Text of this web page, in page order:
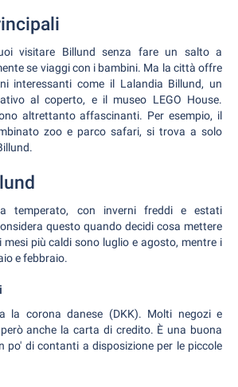
visitare Billund senza fare un salto a
se viaggi con i bambini. Ma la città offre
interessanti come il Lalandia Billund, un
al coperto, e il museo LEGO House.
altrettanto affascinanti. Per esempio, il
zoo e parco safari, si trova a solo
temperato, con inverni freddi e estati
questo quando decidi cosa mettere
mesi più caldi sono luglio e agosto, mentre i
e febbraio.
la corona danese (DKK). Molti negozi e
anche la carta di credito. È una buona
po' di contanti a disposizione per le piccole